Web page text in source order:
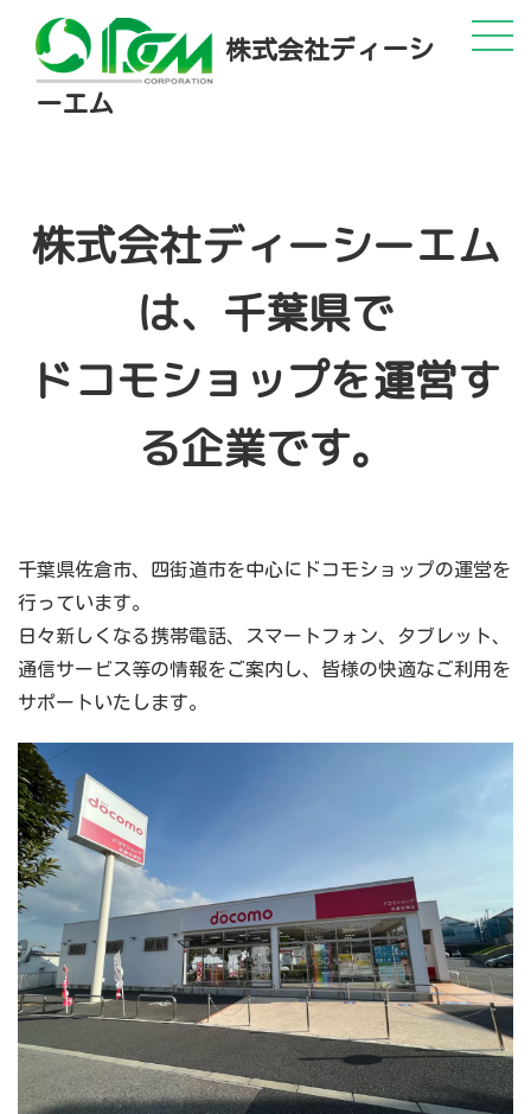
株式会社ディーシ
ーエム
株式会社ディーシーエム
は、千葉県で
ドコモショップを運営す
る企業です。
千葉県佐倉市、四街道市を中心にドコモショップの運営を
行っています。
日々新しくなる携帯電話、スマートフォン、タブレット、
通信サービス等の情報をご案内し、皆様の快適なご利用を
サポートいたします。